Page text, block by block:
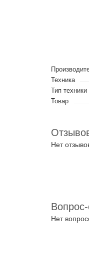
Техника
Тип техники
Товар
Нет
Вопрос-
Нет